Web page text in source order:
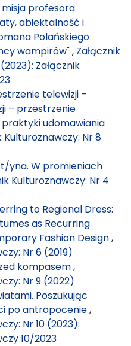
misja profesora
abiektalność i
Polańskiego
wampirów", Załącznik
Załącznik
telewizji –
– przestrzenie
udomawiania
Kulturoznawczy: Nr 8
yna. W promieniach
Kulturoznawczy: Nr 4
to Regional Dress:
as Recurring
Fashion Design,
Nr 6 (2019)
kompasem,
Nr 9 (2022)
Poszukując
po antropocenie,
Nr 10 (2023):
10/2023